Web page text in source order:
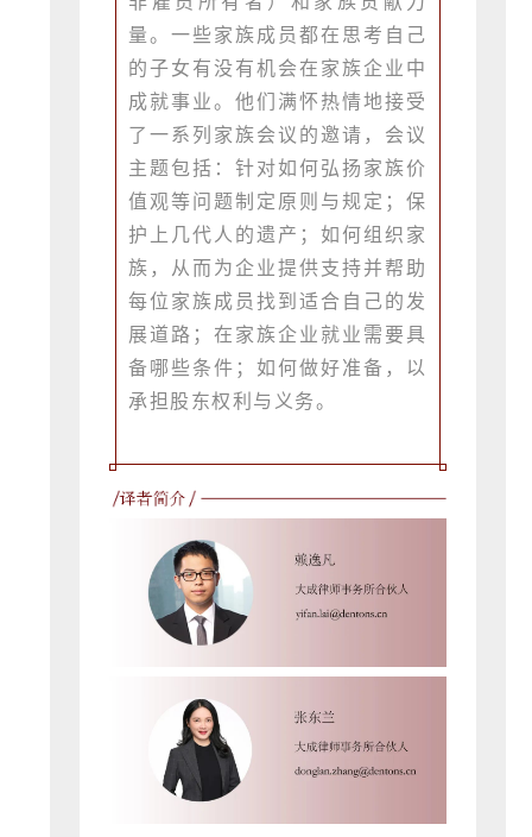
量。一些家族成员都在思考自己
的子女有没有机会在家族企业中
成就事业。他们满怀热情地接受
了一系列家族会议的邀请，会议
主题包括：针对如何弘扬家族价
值观等问题制定原则与规定；保
护上几代人的遗产；如何组织家
族，从而为企业提供支持并帮助
每位家族成员找到适合自己的发
展道路；在家族企业就业需要具
备哪些条件；如何做好准备，以
承担股东权利与义务。